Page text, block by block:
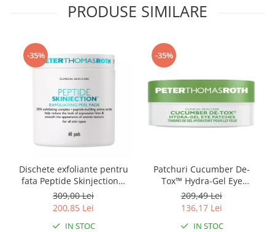
PRODUSE SIMILARE
-35%
Dischete exfoliante pentru
fata Peptide Skinjection™
Exfoliating Peel Pads, 60
bucati, Peter Thomas Roth
309,00 Lei
200,85 Lei
IN STOC
-35%
Patchuri Cucumber De-
Tox™ Hydra-Gel Eye
Patches, 15 bucati, Peter
Thomas Roth
209,49 Lei
136,17 Lei
IN STOC